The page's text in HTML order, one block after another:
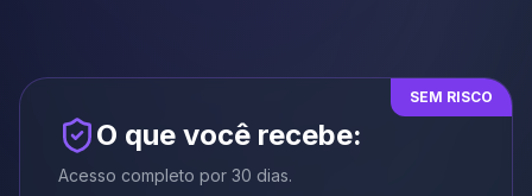
SEM RISCO
O que você recebe:
Acesso completo por 30 dias.